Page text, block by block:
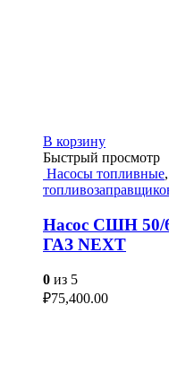
В корзину
Быстрый просмотр
Насосы топливные,
Насос СШН 50/
ГАЗ NEXT
0 из 5
₽75,400.00